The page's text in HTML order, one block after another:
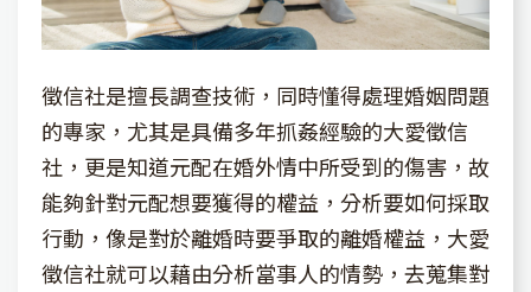
徵信社是擅長調查技術，同時懂得處理婚姻問題
的專家，尤其是具備多年抓姦經驗的大愛徵信
社，更是知道元配在婚外情中所受到的傷害，故
能夠針對元配想要獲得的權益，分析要如何採取
行動，像是對於離婚時要爭取的離婚權益，大愛
徵信社就可以藉由分析當事人的情勢，去蒐集對